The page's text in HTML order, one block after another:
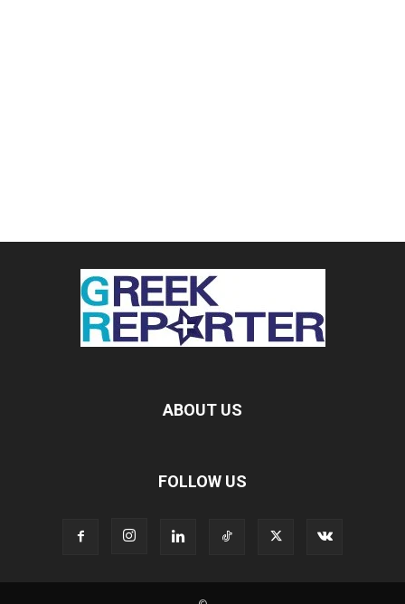
ABOUT US
FOLLOW US